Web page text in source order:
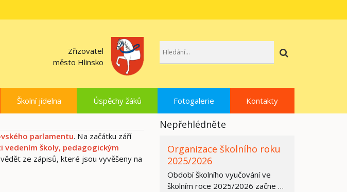
Zřizovatel
město Hlinsko
Školní jídelna Úspěchy žáků Fotogalerie Kontakty
parlamentu. Na začátku září
školy, pedagogickým
ze zápisů, které jsou vyvěšeny na
Nepřehlédněte
Organizace školního roku
2025/2026
Období školního vyučování ve
školním roce 2025/2026 začne ve